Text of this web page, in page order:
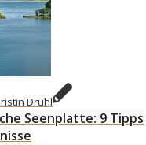
Drühl
Seenplatte: 9 Tipps